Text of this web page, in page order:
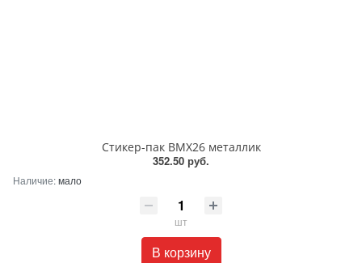
Стикер-пак BМХ26 металлик
352.50 руб.
Наличие:мало
шт
В корзину